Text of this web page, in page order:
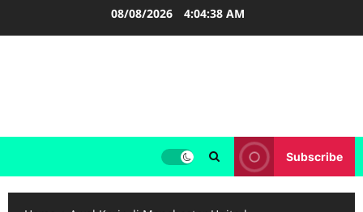
08/08/2026 4:04:38 AM
Subscribe